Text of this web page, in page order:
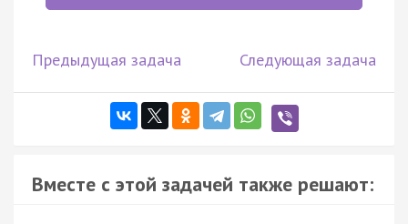
Предыдущая задача Следующая задача
Вместе с этой задачей также решают: